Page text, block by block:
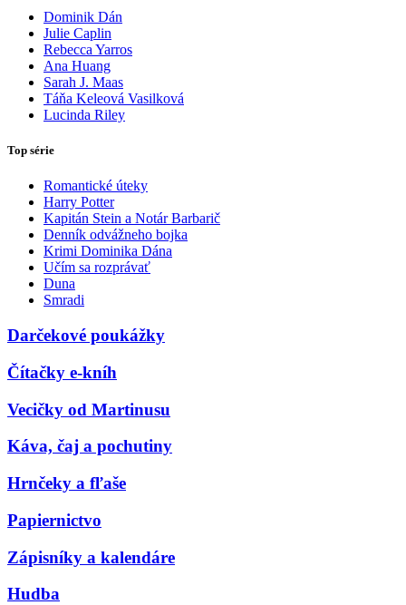
Dominik Dán
Julie Caplin
Rebecca Yarros
Ana Huang
Sarah J. Maas
Táňa Keleová Vasilková
Lucinda Riley
Top série
Romantické úteky
Harry Potter
Kapitán Stein a Notár Barbarič
Denník odvážneho bojka
Krimi Dominika Dána
Učím sa rozprávať
Duna
Smradi
Darčekové poukážky
Čítačky e-kníh
Vecičky od Martinusu
Káva, čaj a pochutiny
Hrnčeky a fľaše
Papiernictvo
Zápisníky a kalendáre
Hudba